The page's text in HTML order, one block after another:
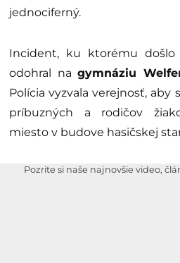
jednociferný.
Incident, ku ktorému došlo
odohral na gymnáziu
Polícia vyzvala verejnosť, aby
príbuzných a rodičov
miesto v budove hasičskej
Pozrite si naše najnovšie video,